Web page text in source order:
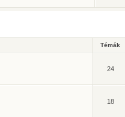
Témák
24
18